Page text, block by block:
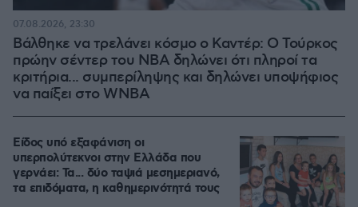
Βάλθηκε να τρελάνει κόσμο ο Καντέρ: Ο Τούρκος
πρώην σέντερ του NBA δηλώνει ότι πληροί τα
κριτήρια... συμπερίληψης και δηλώνει υποψήφιος
να παίξει στο WNBA
07.08.2026, 23:30
Είδος υπό εξαφάνιση οι
υπερπολύτεκνοι στην Ελλάδα που
γερνάει: Τα... δύο ταψιά μεσημεριανό,
τα επιδόματα, η καθημερινότητά τους